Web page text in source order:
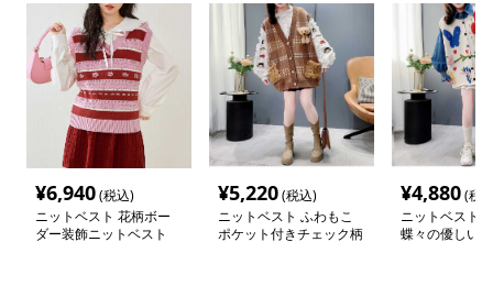
¥6,940(税込)
ニットベスト 花柄ボー
ダー装飾ニットベスト
¥5,220(税込)
ニットベスト ふわもこ
ポケット付きチェック柄
¥4,880(税
ニットベスト
蝶々の優しい